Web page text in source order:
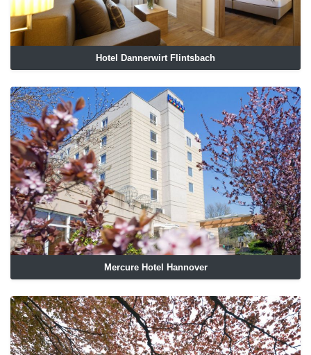
Hotel Dannerwirt Flintsbach
Mercure Hotel Hannover